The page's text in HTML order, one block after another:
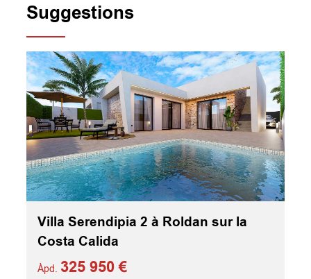
Suggestions
Villa Serendipia 2 à Roldan sur la
Costa Calida
Àpd. 325 950 €